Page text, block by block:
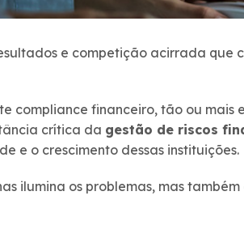
e competição acirrada que
compliance financeiro, tão ou
crítica da gestão de riscos
e o crescimento dessas instituições.
ilumina os problemas, mas